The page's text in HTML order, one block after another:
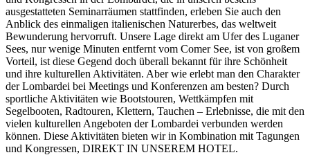
ausgestatteten Seminarräumen stattfinden, erleben Sie auch den
Anblick des einmaligen italienischen Naturerbes, das weltweit
Bewunderung hervorruft. Unsere Lage direkt am Ufer des Luganer
Sees, nur wenige Minuten entfernt vom Comer See, ist von großem
Vorteil, ist diese Gegend doch überall bekannt für ihre Schönheit
und ihre kulturellen Aktivitäten. Aber wie erlebt man den Charakter
der Lombardei bei Meetings und Konferenzen am besten? Durch
sportliche Aktivitäten wie Bootstouren, Wettkämpfen mit
Segelbooten, Radtouren, Klettern, Tauchen – Erlebnisse, die mit den
vielen kulturellen Angeboten der Lombardei verbunden werden
können. Diese Aktivitäten bieten wir in Kombination mit Tagungen
und Kongressen, DIREKT IN UNSEREM HOTEL.